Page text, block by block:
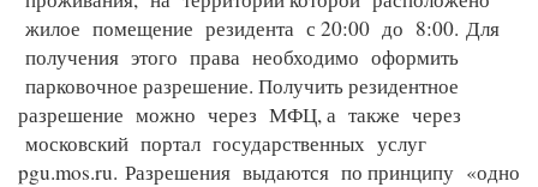
жилое помещение резидента с 20:00 до 8:00. Для
получения этого права необходимо оформить
парковочное разрешение. Получить резидентное
разрешение можно через МФЦ, а также через
московский портал государственных услуг
pgu.mos.ru. Разрешения выдаются по принципу «одно